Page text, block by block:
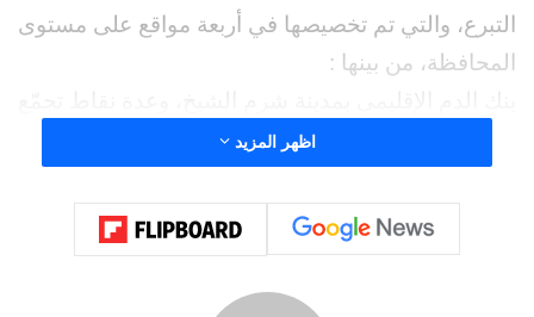
التبرع، والتي تم تخصيصها في أربعة مواقع على مستوى
المحافظة، من بينها :
بمدينة طور سيناء، شملت: أمام مسجد المنشية من
وكورنيش طور سيناء من 8:30 إلى 11:30 مساءً و
مركز شباب الساحل من 8 إلى 9:30 مساءً
اظهر المزيد